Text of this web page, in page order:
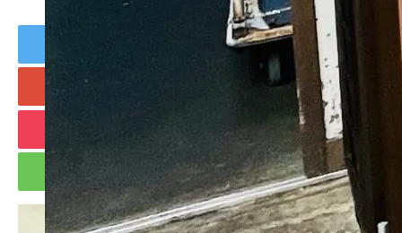
Share
Hatena
RSS
Pin it